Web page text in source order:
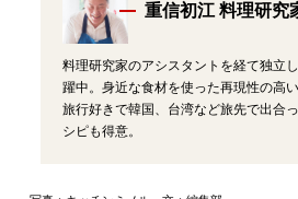
重信初江 料理研究
料理研究家のアシスタントを経て独立
躍中。身近な食材を使った再現性の高
旅行好きで韓国、台湾など旅先で出合
シピも得意。